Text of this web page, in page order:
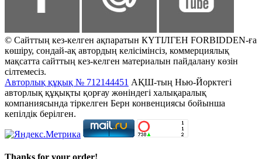
© Сайттың кез-келген ақпаратын КҮТІЛГЕН FORBIDDEN-ға
көшіру, сондай-ақ автордың келісімінсіз, коммерциялық
мақсатта сайттың кез-келген материалын пайдалану көзін
сілтемесіз.
Авторлық құқық № 712144451 АҚШ-тың Нью-Йорктегі
авторлық құқықты қорғау жөніндегі халықаралық
компаниясында тіркелген Берн конвенциясы бойынша
кепілдік берілген.